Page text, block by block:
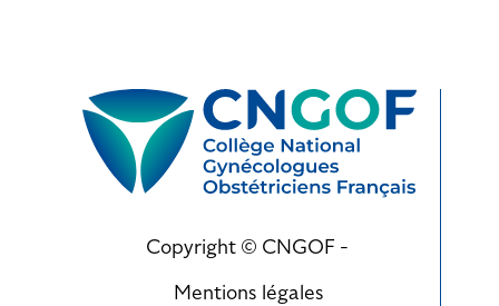
Copyright © CNGOF -
Mentions légales